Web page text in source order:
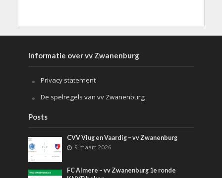
Informatie over vv Zwanenburg
Privacy statement
De spelregels van vv Zwanenburg
Posts
CVV Vlug en Vaardig – vv Zwanenburg
9 maart 2026
FC Almere – vv Zwanenburg 1e ronde